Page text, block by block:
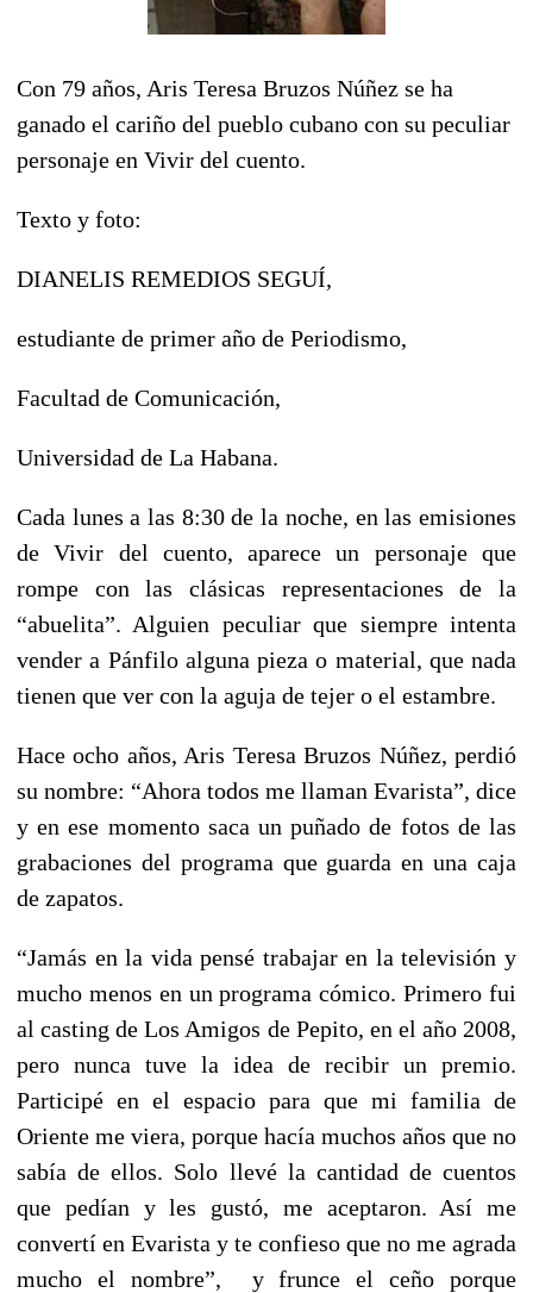
Con 79 años, Aris Teresa Bruzos Núñez se ha
ganado el cariño del pueblo cubano con su peculiar
personaje en Vivir del cuento.
Texto y foto:
DIANELIS REMEDIOS SEGUÍ,
estudiante de primer año de Periodismo,
Facultad de Comunicación,
Universidad de La Habana.
Cada lunes a las 8:30 de la noche, en las emisiones
de Vivir del
cuento, aparece un personaje que
rompe con las clásicas representaciones de la
“abuelita”. Alguien peculiar que siempre intenta
vender a Pánfilo alguna pieza o material, que nada
tienen que ver con la aguja de tejer o el estambre.
Hace ocho años, Aris Teresa Bruzos Núñez, perdió
su nombre: “Ahora todos me llaman Evarista”, dice
y en ese momento saca un puñado de fotos de las
grabaciones del programa que guarda en una caja
de zapatos.
“Jamás en la vida pensé trabajar en la televisión y
mucho menos en un programa cómico. Primero fui
al casting de Los Amigos de Pepito, en el año 2008,
pero nunca tuve la idea de recibir un premio.
Participé en el espacio para que mi familia de
Oriente me viera, porque hacía muchos años que no
sabía de ellos. Solo llevé la cantidad de cuentos
que pedían y les gustó, me aceptaron. Así me
convertí en Evarista y te confieso que no me agrada
mucho el nombre”, y frunce el ceño porque